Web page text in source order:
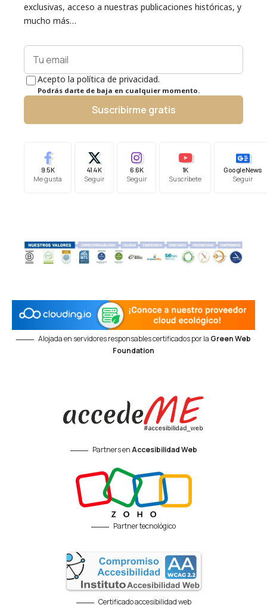
exclusivas, acceso a nuestras publicaciones históricas, y
mucho más…
Acepto la política de privacidad.
Podrás darte de baja en cualquier momento.
Suscribirme gratis
9.5K
Me gusta
41.4K
Seguir
6.6K
Seguir
1K
Suscríbete
Google News
Seguir
Alojada en servidores responsables certificados por la Green Web
Foundation
Partners enAccesibilidad Web
Partner tecnológico
Certificado accesibilidad web